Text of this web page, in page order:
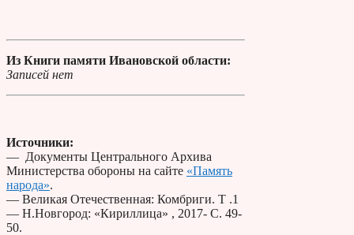
Из Книги памяти Ивановской области:
Записей нет
Источники:
— Документы Центрального Архива
Министерства обороны на сайте «Память
народа».
— Великая Отечественная: Комбриги. Т .1
— Н.Новгород: «Кириллица» , 2017- С. 49-
50.